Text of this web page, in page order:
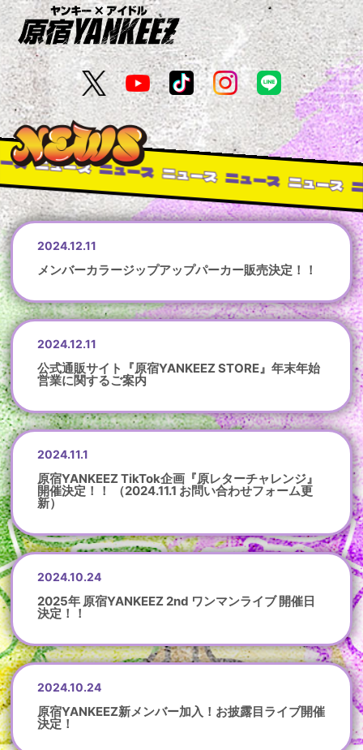
ス ニュース ニュース ニュース ニュース ニュース
2024.12.11
メンバーカラージップアップパーカー販売決定！！
2024.12.11
公式通販サイト『原宿YANKEEZ STORE』年末年始
営業に関するご案内
2024.11.1
原宿YANKEEZ TikTok企画『原レターチャレンジ』
開催決定！！ （2024.11.1 お問い合わせフォーム更
新）
2024.10.24
2025年 原宿YANKEEZ 2nd ワンマンライブ 開催日
決定！！
2024.10.24
原宿YANKEEZ新メンバー加入！お披露目ライブ開催
決定！